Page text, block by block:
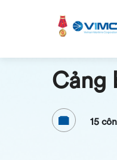
Cảng
15